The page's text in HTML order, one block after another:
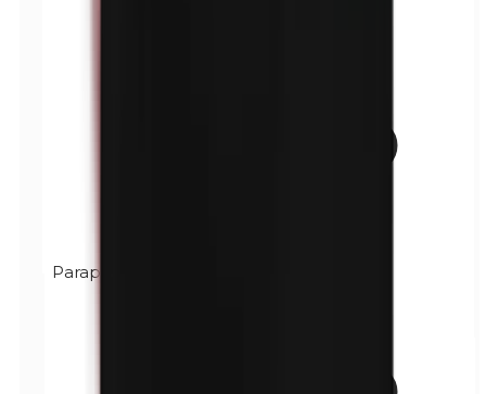
Paraphénylènediamine (PPD)